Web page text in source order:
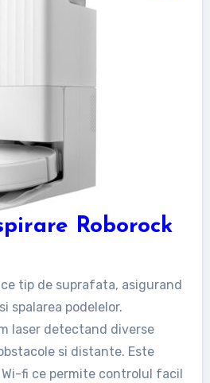
Roborock
tip de suprafata, asigurand
spalarea podelelor.
laser detectand diverse
si distante. Este
fi ce permite controlul facil